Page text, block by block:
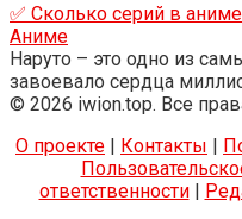
✅ Сколько серий в
Аниме
Наруто – это одно из
завоевало сердца
© 2026 iwion.top. Все
О проекте | Контакты |
ответственности|